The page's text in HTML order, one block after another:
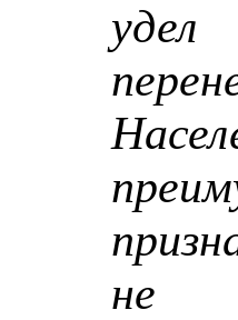
удел
не